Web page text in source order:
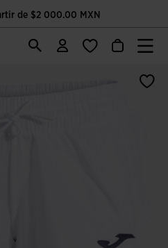
de $2 000.00 MXN